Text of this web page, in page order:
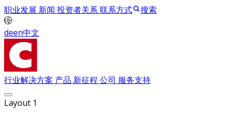
职业发展 新闻 投资者关系联系方式 搜索
deen中文
行业解决方案 产品 新征程 公司 服务支持
Layout 1